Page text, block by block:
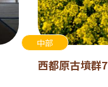
中部
西都原古墳群7